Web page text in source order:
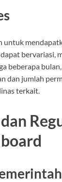
untuk
bervariasi,
beberapa
dan jumlah
terkait.